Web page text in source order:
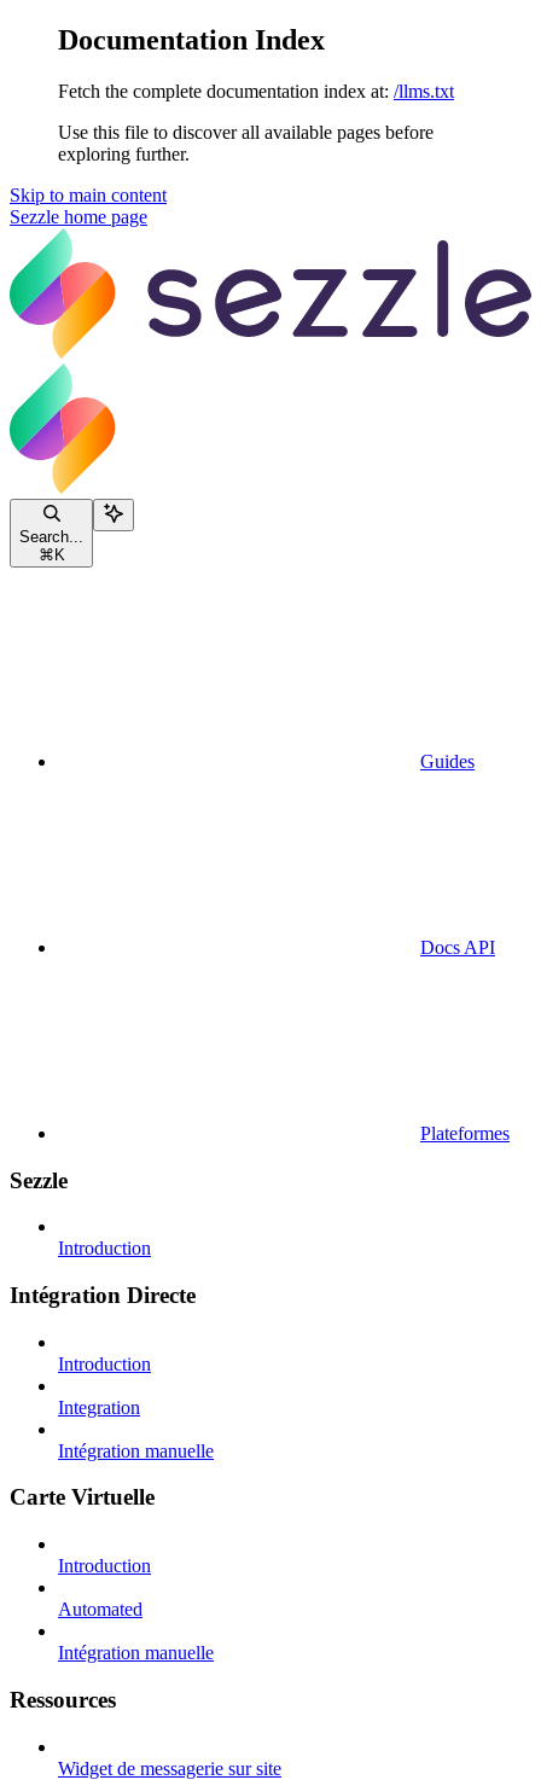
Documentation Index
Fetch the complete documentation index at: /llms.txt
Use this file to discover all available pages before
exploring further.
Skip to main content
Sezzle home page
Search...
⌘ K
Guides
Docs API
Plateformes
Sezzle
Introduction
Intégration Directe
Introduction
Integration
Intégration manuelle
Carte Virtuelle
Introduction
Automated
Intégration manuelle
Ressources
Widget de messagerie sur site